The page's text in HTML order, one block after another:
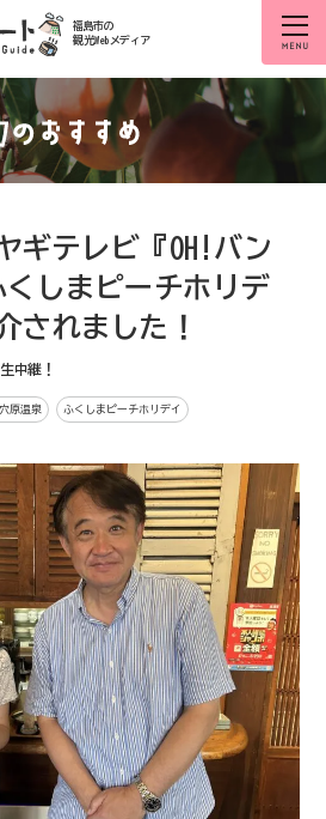
福島市の
観光Webメディア
ギテレビ『OH!バン
しまピーチホリデ
されました！
中継！
原温泉 ふくしまピーチホリデイ